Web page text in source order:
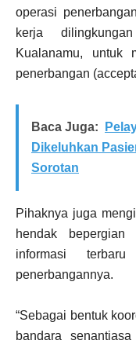
operasi
kerja
Kualanamu, untuk
penerbangan
Baca Juga:
Dikeluhkan
Sorotan
Pihaknya juga
hendak bepergian
informasi
penerbangannya.
“Sebagai bentuk
bandara